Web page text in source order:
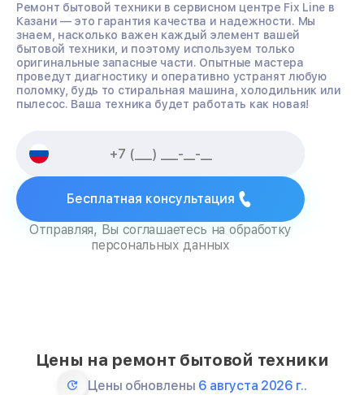
Ремонт бытовой техники в сервисном центре Fix Line в
Казани — это гарантия качества и надежности. Мы
знаем, насколько важен каждый элемент вашей
бытовой техники, и поэтому используем только
оригинальные запасные части. Опытные мастера
проведут диагностику и оперативно устранят любую
поломку, будь то стиральная машина, холодильник или
пылесос. Ваша техника будет работать как новая!
Бесплатная консультация
Отправляя, Вы соглашаетесь на обработку
персональных данных
Цены на ремонт бытовой техники
Цены обновлены 6 августа 2026 г..